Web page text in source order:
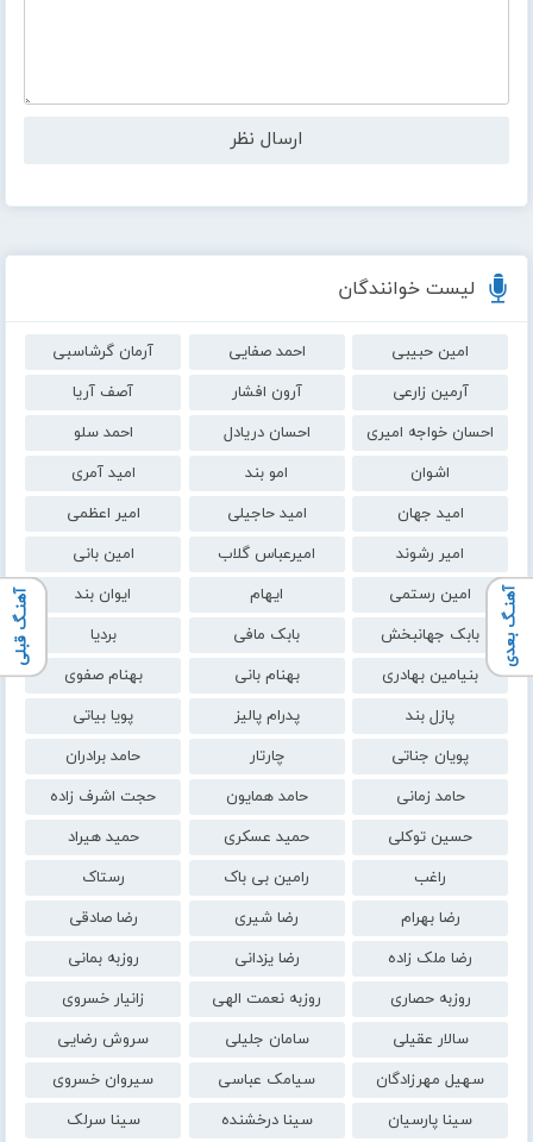
لیست خوانندگان
امین حبیبی احمد صفایی
آرمان گرشاسبی
آرمین زارعی
آرون افشار
آصف آریا
احسان خواجه امیری
احسان دریادل
احمد سلو
اشوان
امو بند
امید آمری
امید جهان
امید حاجیلی
امیر اعظمی
امیر رشوند
امیرعباس گلاب
امین بانی
امین رستمی
ایهام
ایوان بند
بابک جهانبخش
بابک مافی
بردیا
بنیامین بهادری
بهنام بانی
بهنام صفوی
پازل بند
پدرام پالیز
پویا بیاتی
پویان جناتی
چارتار
حامد برادران
حامد زمانی
حامد همایون
حجت اشرف زاده
حسین توکلی
حمید عسکری
حمید هیراد
راغب
رامین بی باک
رستاک
رضا بهرام
رضا شیری
رضا صادقی
رضا ملک زاده
رضا یزدانی
روزبه بمانی
روزبه حصاری
روزبه نعمت الهی
زانیار خسروی
سالار عقیلی
سامان جلیلی
سروش رضایی
سهیل مهرزادگان
سیامک عباسی
سیروان خسروی
سینا پارسیان
سینا درخشنده
سینا سرلک
آهنـگ بعدی آهنـگ قبلی